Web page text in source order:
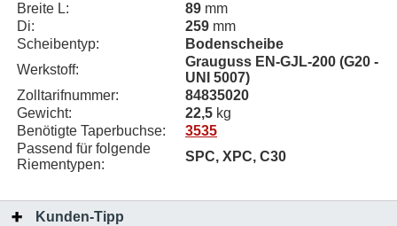
Breite L:
89 mm
Di:
259 mm
Scheibentyp:
Bodenscheibe
Werkstoff:
Grauguss EN-GJL-200 (G20 -
UNI 5007)
Zolltarifnummer:
84835020
Gewicht:
22,5 kg
Benötigte Taperbuchse:
3535
Passend für folgende
Riementypen:
SPC, XPC, C30
Kunden-Tipp